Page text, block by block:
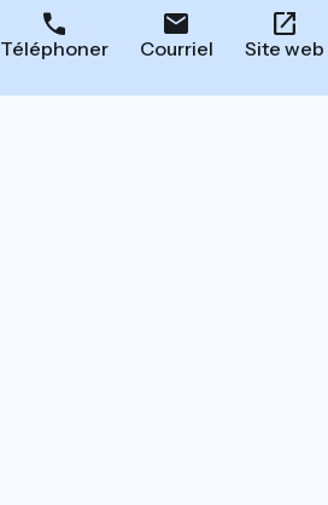
Téléphoner Courriel Site web